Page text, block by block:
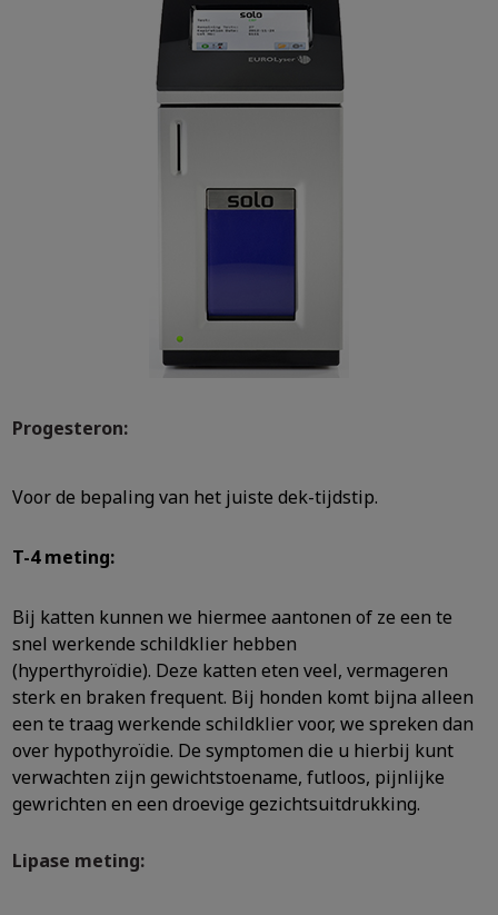
Progesteron:
Voor de bepaling van het juiste dek-tijdstip.
T-4 meting:
Bij katten kunnen we hiermee aantonen of ze een te
snel werkende schildklier hebben
(hyperthyroïdie). Deze katten eten veel, vermageren
sterk en braken frequent. Bij honden komt bijna alleen
een te traag werkende schildklier voor, we spreken dan
over hypothyroïdie. De symptomen die u hierbij kunt
verwachten zijn gewichtstoename, futloos, pijnlijke
gewrichten en een droevige gezichtsuitdrukking.
Lipase meting: